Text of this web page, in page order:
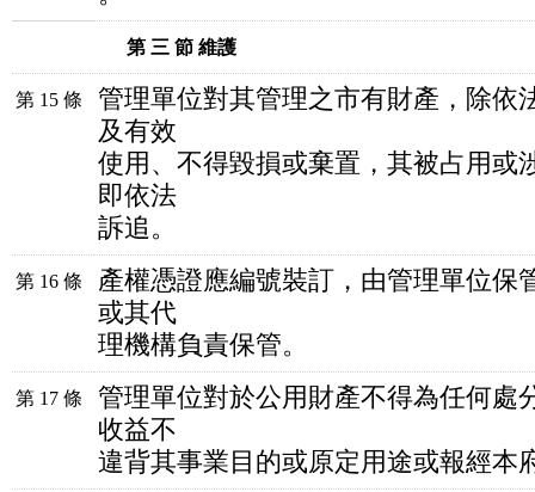
第 三 節 維護
第 15 條
管理單位對其管理之市有財產，除依
及有效
使用、不得毀損或棄置，其被占用或
即依法
訴追。
第 16 條
產權憑證應編號裝訂，由管理單位保
或其代
理機構負責保管。
第 17 條
管理單位對於公用財產不得為任何處
收益不
違背其事業目的或原定用途或報經本